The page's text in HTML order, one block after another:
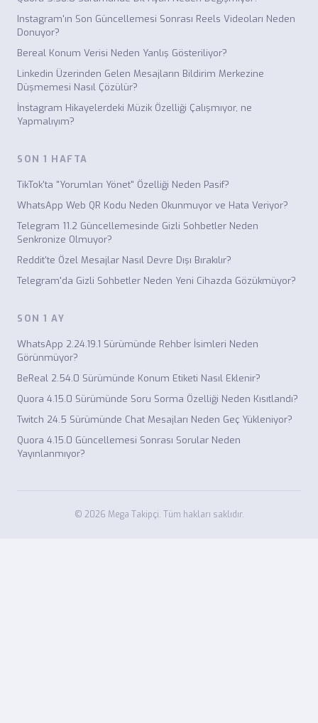
Instagram'ın Son Güncellemesi Sonrası Reels Videoları Neden
Donuyor?
Bereal Konum Verisi Neden Yanlış Gösteriliyor?
Linkedin Üzerinden Gelen Mesajların Bildirim Merkezine
Düşmemesi Nasıl Çözülür?
İnstagram Hikayelerdeki Müzik Özelliği Çalışmıyor, ne
Yapmalıyım?
SON 1 HAFTA
TikTok'ta "Yorumları Yönet" Özelliği Neden Pasif?
WhatsApp Web QR Kodu Neden Okunmuyor ve Hata Veriyor?
Telegram 11.2 Güncellemesinde Gizli Sohbetler Neden
Senkronize Olmuyor?
Reddit'te Özel Mesajlar Nasıl Devre Dışı Bırakılır?
Telegram'da Gizli Sohbetler Neden Yeni Cihazda Gözükmüyor?
SON 1 AY
WhatsApp 2.24.19.1 Sürümünde Rehber İsimleri Neden
Görünmüyor?
BeReal 2.54.0 Sürümünde Konum Etiketi Nasıl Eklenir?
Quora 4.15.0 Sürümünde Soru Sorma Özelliği Neden Kısıtlandı?
Twitch 24.5 Sürümünde Chat Mesajları Neden Geç Yükleniyor?
Quora 4.15.0 Güncellemesi Sonrası Sorular Neden
Yayınlanmıyor?
© 2026 Mega Takipçi. Tüm hakları saklıdır.